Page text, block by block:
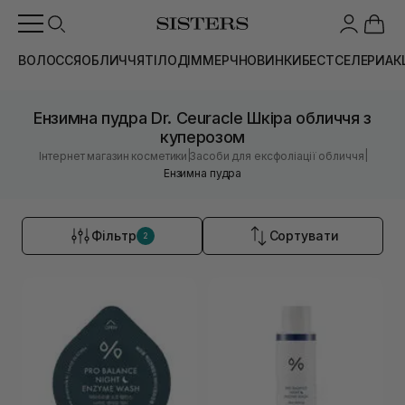
ВОЛОССЯОБЛИЧЧЯТІЛОДІММЕРЧНОВИНКИБЕСТСЕЛЕРИ
Ензимна пудра Dr. Ceuracle Шкіра обличчя з
куперозом
Інтернет магазин косметики |Засоби для ексфоліації обличчя
Ензимна пудра
Фільтр 2 Сортувати